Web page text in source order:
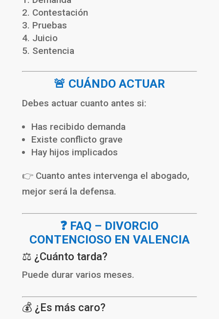
Contestación
Pruebas
Juicio
Sentencia
🚨 CUÁNDO ACTUAR
Debes actuar cuanto antes si:
Has recibido demanda
Existe conflicto grave
Hay hijos implicados
👉 Cuanto antes intervenga el abogado,
mejor será la defensa.
❓ FAQ – DIVORCIO
CONTENCIOSO EN VALENCIA
⚖️ ¿Cuánto tarda?
Puede durar varios meses.
💰 ¿Es más caro?